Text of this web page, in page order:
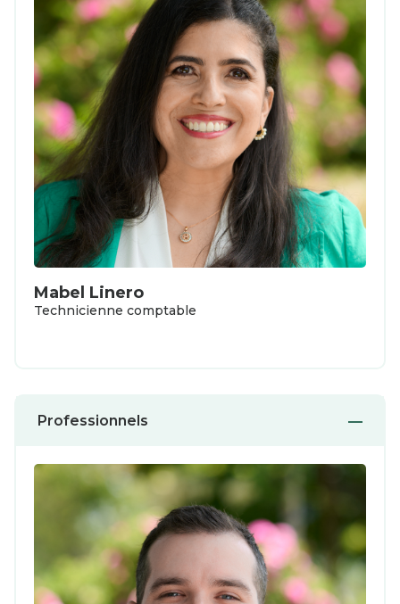
Mabel Linero
Technicienne comptable
Professionnels